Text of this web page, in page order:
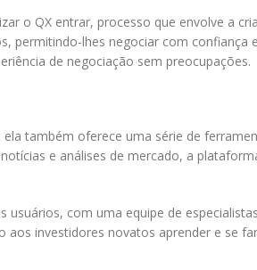
o QX entrar, processo que envolve a
permitindo-lhes negociar com confiança
de negociação sem preocupações.
também oferece uma série de
e análises de mercado, a
com uma equipe de
investidores novatos aprender e se